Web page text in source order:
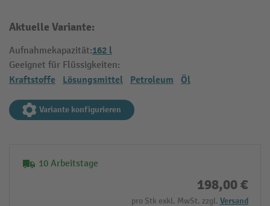
Aktuelle Variante:
Aufnahmekapazität:162 l
Geeignet für Flüssigkeiten:
Kraftstoffe Lösungsmittel Petroleum Öl
Variante konfigurieren
10 Arbeitstage
198,00 €
pro Stk exkl. MwSt. zzgl. Versand